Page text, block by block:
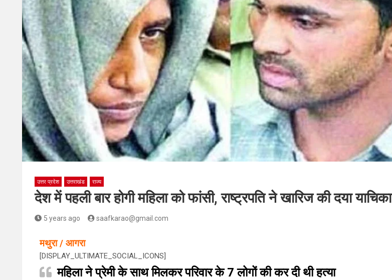
उत्तर प्रदेश उत्तराखंड राज्य
देश में पहली बार होगी महिला को फांसी, राष्ट्रपति ने खारिज की दया याचिका
5 years ago saafkarao@gmail.com
मथुरा / आगरा
[DISPLAY_ULTIMATE_SOCIAL_ICONS]
महिला ने प्रेमी के साथ मिलकर परिवार के 7 लोगों की कर दी थी हत्या